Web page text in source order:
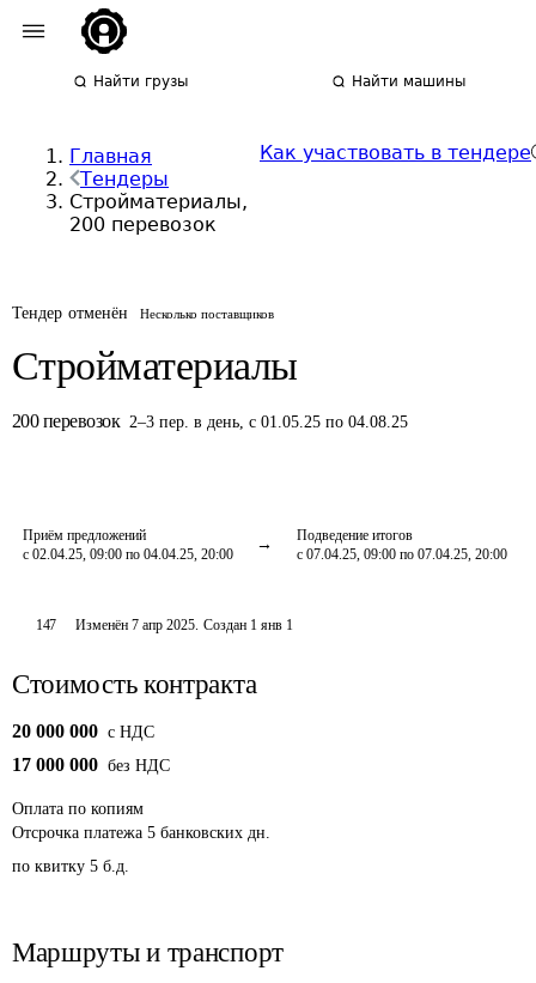
Найти грузы Найти машины
Главная
Тендеры
Стройматериалы,
200 перевозок
Как участвовать в тендере
Тендер отменён Несколько поставщиков
Стройматериалы
200 перевозок 2–3 пер. в день,с 01.05.25 по 04.08.25
Приём предложений
с 02.04.25, 09:00 по 04.04.25, 20:00
Подведение итогов
с 07.04.25, 09:00 по 07.04.25, 20:00
147 Изменён7 апр 2025. Создан 1 янв 1
Стоимость контракта
20 000 000 c НДС
17 000 000 без НДС
Оплата по копиям
Отсрочка платежа 5 банковских дн.
по квитку 5 б.д.
Маршруты и транспорт